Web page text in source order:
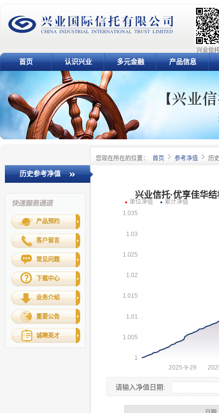
兴业信
首页 认识兴业 多元金融 产品信息
您现在所在的位置： 首页 参考净值 历
历史参考净值
产品预约
客户留言
常见问题
下载中心
业务介绍
重要公告
诚聘英才
请输入净值日期: